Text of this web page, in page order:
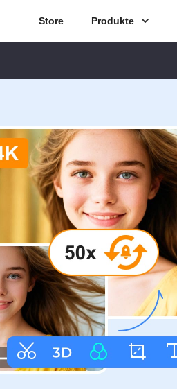
Store Produkte